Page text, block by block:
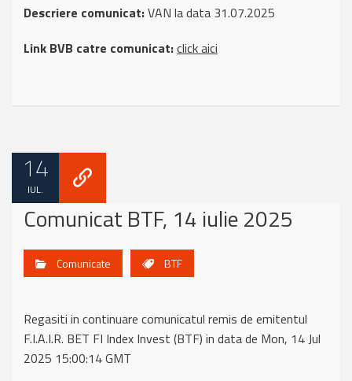
Descriere comunicat:VAN la data 31.07.2025
Link BVB catre comunicat:click aici
14
IUL.
Comunicat BTF, 14 iulie 2025
Comunicate BTF
Regasiti in continuare comunicatul remis de emitentul
F.I.A.I.R. BET FI Index Invest (BTF) in data de Mon, 14 Jul
2025 15:00:14 GMT